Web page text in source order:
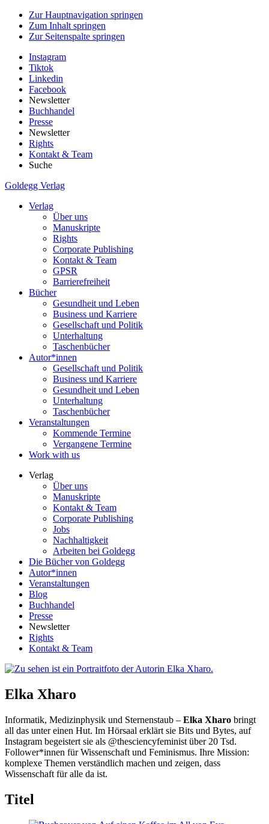
Zur Hauptnavigation springen
Zum Inhalt springen
Zur Seitenspalte springen
Instagram
Tiktok
Linkedin
Facebook
Newsletter
Buchhandel
Presse
Newsletter
Rights
Kontakt & Team
Suche
Goldegg Verlag
Verlag
Über uns
Manuskripte
Rights
Corporate Publishing
Kontakt & Team
GPSR
Barrierefreiheit
Bücher
Gesundheit und Leben
Business und Karriere
Gesellschaft und Politik
Unterhaltung
Taschenbücher
Autor*innen
Gesellschaft und Politik
Business und Karriere
Gesundheit und Leben
Unterhaltung
Taschenbücher
Veranstaltungen
Kommende Termine
Vergangene Termine
Work with us
Verlag
Über uns
Manuskripte
Kontakt & Team
Corporate Publishing
Jobs
Nachhaltigkeit
Arbeiten bei Goldegg
Die Bücher von Goldegg
Autor*innen
Veranstaltungen
Blog
Buchhandel
Presse
Newsletter
Rights
Kontakt & Team
Elka Xharo
Informatik, Medizinphysik und Sternenstaub – Elka Xharo bringt
all das unter einen Hut. Im Hörsaal erklärt sie Bits und Bytes, auf
Instagram begeistert sie als @thesciencyfeminist über 20 Tsd.
Follower*innen für Wissenschaft und Feminismus. Ihre Mission:
komplexe Themen verständlich machen und zeigen, dass
Wissenschaft für alle da ist.
Titel